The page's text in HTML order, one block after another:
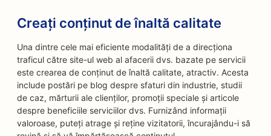
Creați conținut de înaltă calitate
Una dintre cele mai eficiente modalități de a direcționa
traficul către site-ul web al afacerii dvs. bazate pe servicii
este crearea de conținut de înaltă calitate, atractiv. Acesta
include postări pe blog despre sfaturi din industrie, studii
de caz, mărturii ale clienților, promoții speciale și articole
despre beneficiile serviciilor dvs. Furnizând informații
valoroase, puteți atrage și reține vizitatorii, încurajându-i să